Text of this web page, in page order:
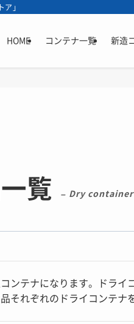
ア」
HOME コンテナ一覧 新造
覧 – Dry container
ンテナになります。ドラ
それぞれのドライコンテ